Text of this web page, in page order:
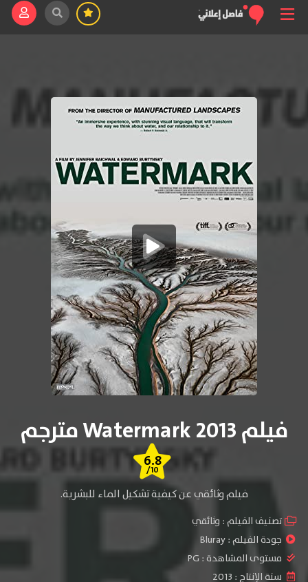
فيلم Watermark 2013 مترجم
6.8
/10
فيلم وثائقي عن كيفية تشكيل الماء للبشرية.
تصنيف الفيلم : وثائقي
جودة الفيلم :Bluray
مستوى المشاهدة : PG
سنة الإنتاج : 2013